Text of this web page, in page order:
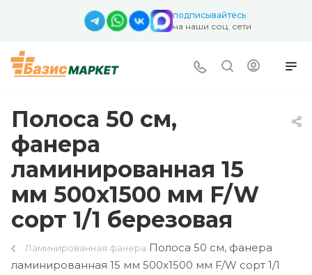
подписывайтесь
на наши соц. сети
Полоса 50 см,
фанера
ламинированная 15
мм 500х1500 мм F/W
сорт 1/1 березовая
Ламинированная фанера Полоса 50 см, фанера
ламинированная 15 мм 500х1500 мм F/W сорт 1/1